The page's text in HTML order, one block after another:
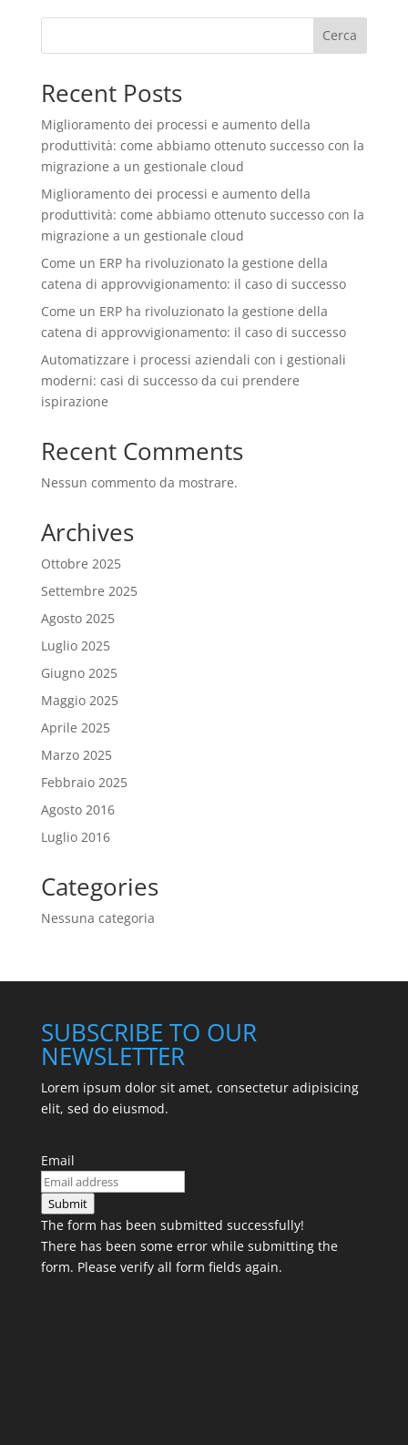
Cerca
Recent Posts
Miglioramento dei processi e aumento della
produttività: come abbiamo ottenuto successo con la
migrazione a un gestionale cloud
Miglioramento dei processi e aumento della
produttività: come abbiamo ottenuto successo con la
migrazione a un gestionale cloud
Come un ERP ha rivoluzionato la gestione della
catena di approvvigionamento: il caso di successo
Come un ERP ha rivoluzionato la gestione della
catena di approvvigionamento: il caso di successo
Automatizzare i processi aziendali con i gestionali
moderni: casi di successo da cui prendere
ispirazione
Recent Comments
Nessun commento da mostrare.
Archives
Ottobre 2025
Settembre 2025
Agosto 2025
Luglio 2025
Giugno 2025
Maggio 2025
Aprile 2025
Marzo 2025
Febbraio 2025
Agosto 2016
Luglio 2016
Categories
Nessuna categoria
SUBSCRIBE TO OUR
NEWSLETTER
Lorem ipsum dolor sit amet, consectetur adipisicing
elit, sed do eiusmod.
Email
Submit
The form has been submitted successfully!
There has been some error while submitting the
form. Please verify all form fields again.